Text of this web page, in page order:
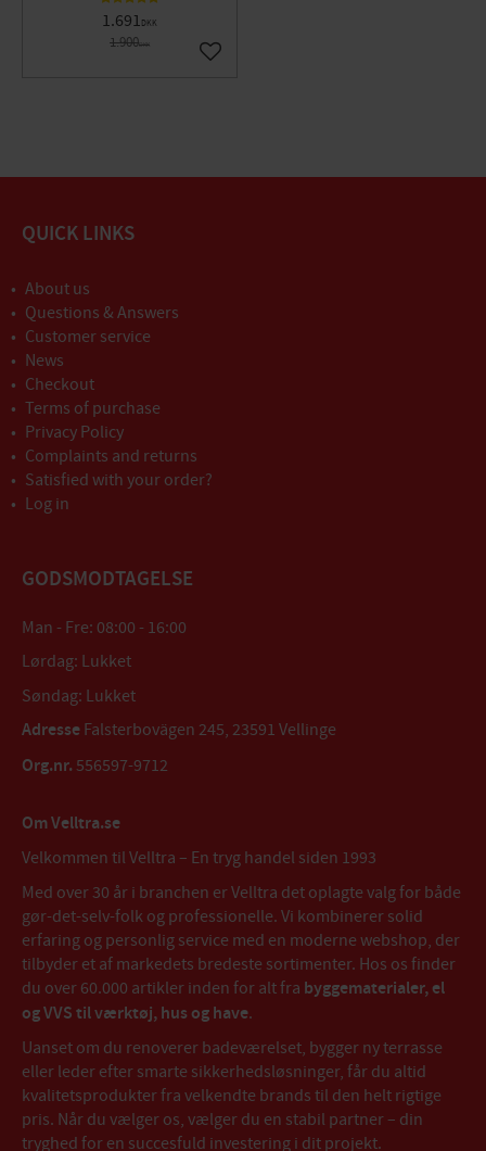
1.691DKK
1.900DKK
Gem som favorit
QUICK LINKS
About us
Questions & Answers
Customer service
News
Checkout
Terms of purchase
Privacy Policy
Complaints and returns
Satisfied with your order?
Log in
GODSMODTAGELSE
Man - Fre: 08:00 - 16:00
Lørdag: Lukket
Søndag: Lukket
Adresse Falsterbovägen 245, 23591 Vellinge
Org.nr. 556597-9712
Om Velltra.se
Velkommen til Velltra – En tryg handel siden 1993
Med over 30 år i branchen er Velltra det oplagte valg for både
gør-det-selv-folk og professionelle. Vi kombinerer solid
erfaring og personlig service med en moderne webshop, der
tilbyder et af markedets bredeste sortimenter. Hos os finder
du over 60.000 artikler inden for alt fra byggematerialer, el
og VVS til værktøj, hus og have.
Uanset om du renoverer badeværelset, bygger ny terrasse
eller leder efter smarte sikkerhedsløsninger, får du altid
kvalitetsprodukter fra velkendte brands til den helt rigtige
pris. Når du vælger os, vælger du en stabil partner – din
tryghed for en succesfuld investering i dit projekt.